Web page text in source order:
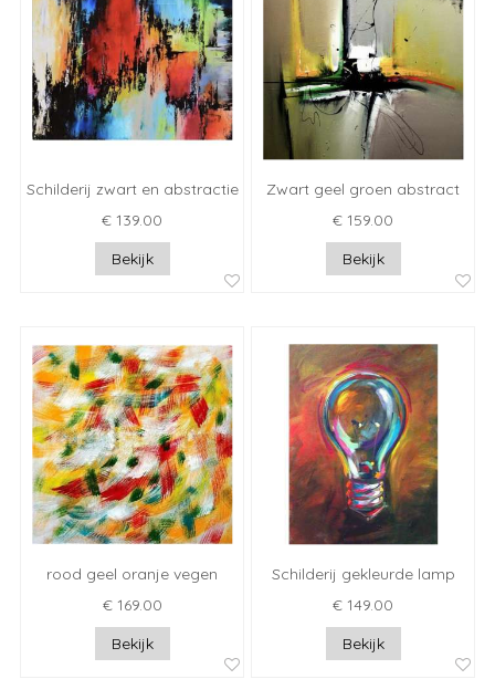
Schilderij zwart en abstractie
€ 139.00
Bekijk
Zwart geel groen abstract
€ 159.00
Bekijk
rood geel oranje vegen
€ 169.00
Bekijk
Schilderij gekleurde lamp
€ 149.00
Bekijk